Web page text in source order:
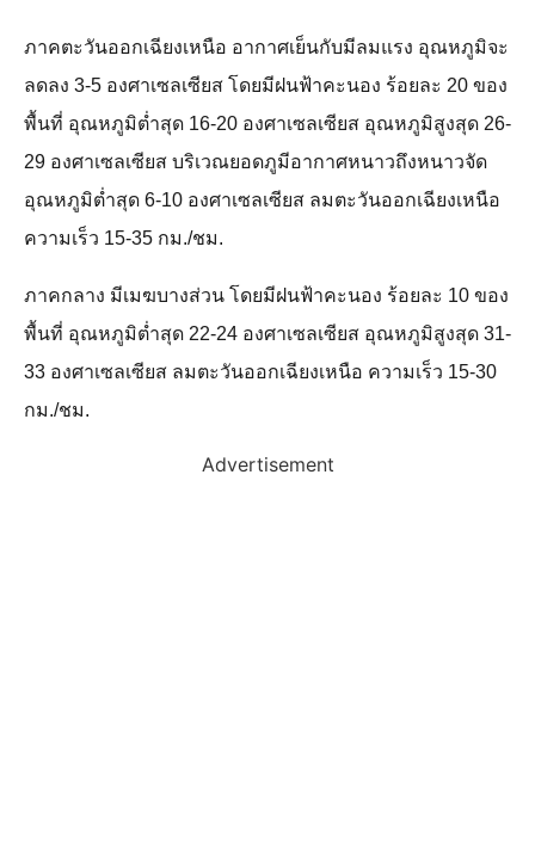
ภาคตะวันออกเฉียงเหนือ อากาศเย็นกับมีลมแรง อุณหภูมิจะ
ลดลง 3-5 องศาเซลเซียส โดยมีฝนฟ้าคะนอง ร้อยละ 20 ของ
พื้นที่ อุณหภูมิต่ำสุด 16-20 องศาเซลเซียส อุณหภูมิสูงสุด 26-
29 องศาเซลเซียส บริเวณยอดภูมีอากาศหนาวถึงหนาวจัด
อุณหภูมิต่ำสุด 6-10 องศาเซลเซียส ลมตะวันออกเฉียงเหนือ
ความเร็ว 15-35 กม./ชม.
ภาคกลาง มีเมฆบางส่วน โดยมีฝนฟ้าคะนอง ร้อยละ 10 ของ
พื้นที่ อุณหภูมิต่ำสุด 22-24 องศาเซลเซียส อุณหภูมิสูงสุด 31-
33 องศาเซลเซียส ลมตะวันออกเฉียงเหนือ ความเร็ว 15-30
กม./ชม.
Advertisement